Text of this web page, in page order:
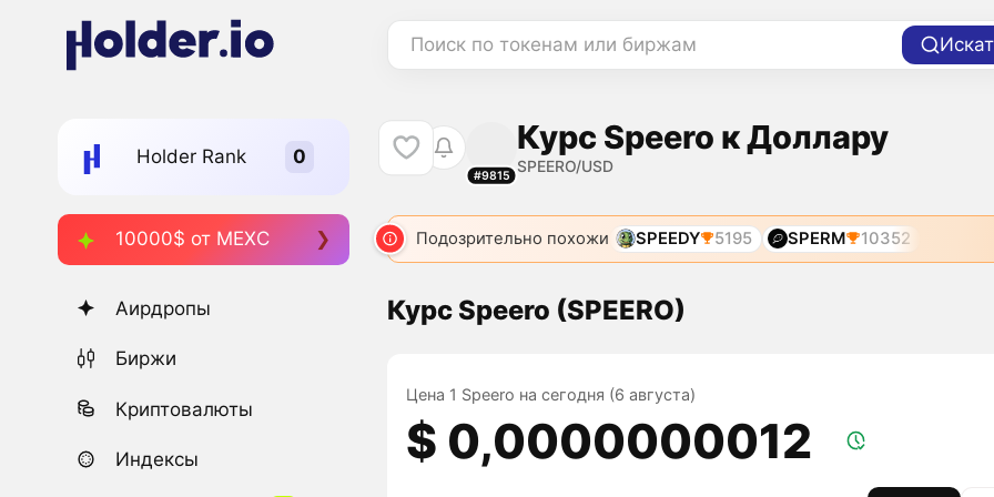
Поиск по токенам или биржам
Holder Rank
10000$ от MEXC
Аирдропы
Биржи
Криптовалюты
Индексы
#9815
Курс Speero к Доллару
SPEERO/USD
Подозрительно похожи SPEEDY 5195 SPERM 10352
Курс Speero (SPEERO)
Цена 1 Speero на сегодня (6 августа)
$ 0,0000000012